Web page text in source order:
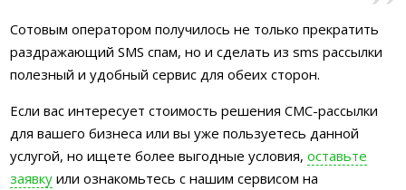
Сотовым оператором получилось не только прекратить
раздражающий SMS спам, но и сделать из sms рассылки
полезный и удобный сервис для обеих сторон.
Если вас интересует стоимость решения СМС-рассылки
для вашего бизнеса или вы уже пользуетесь данной
услугой, но ищете более выгодные условия,оставьте
заявку или ознакомьтесь с нашим сервисом на